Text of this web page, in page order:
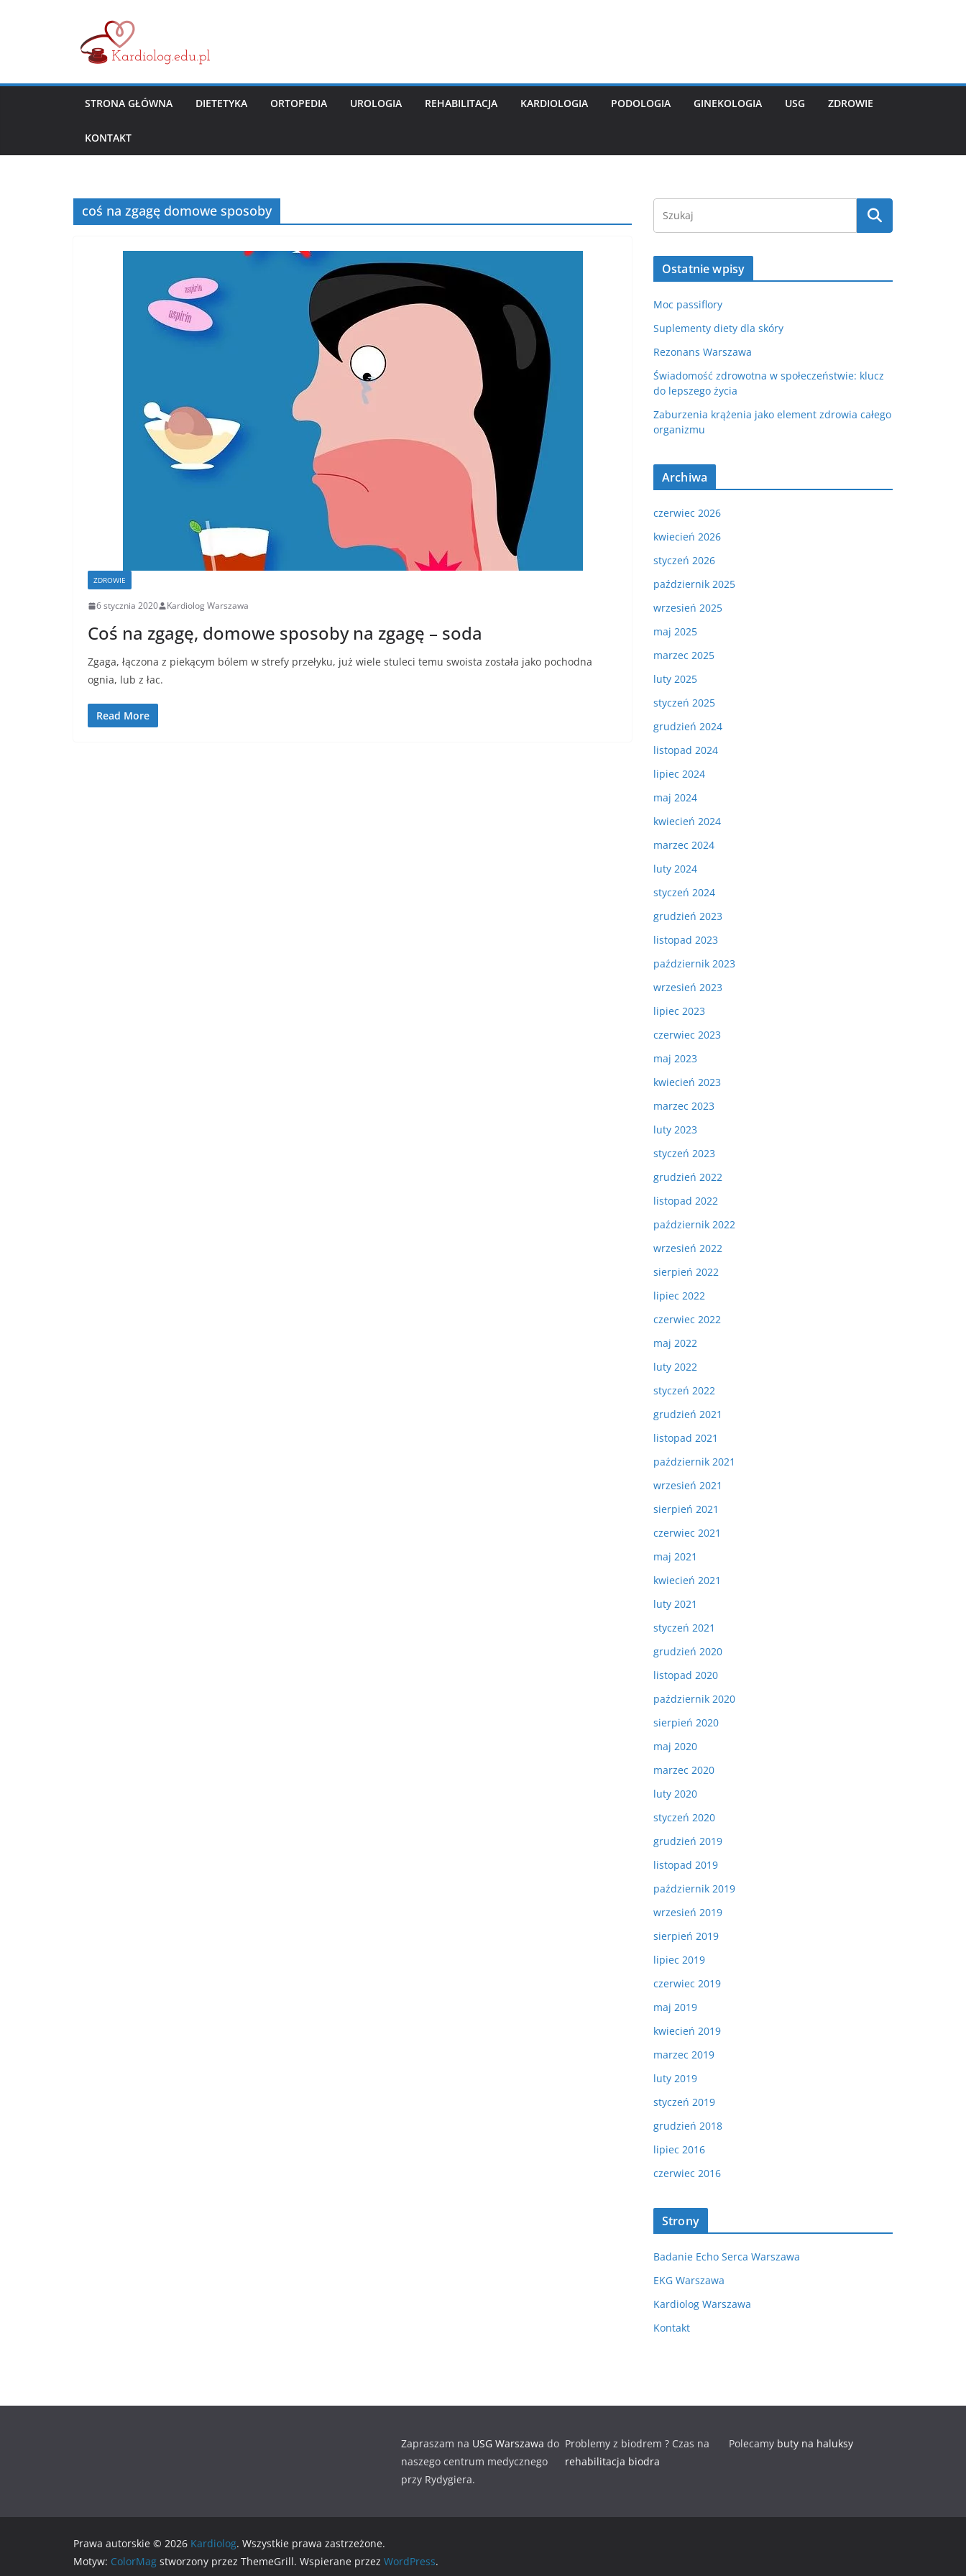
STRONA GŁÓWNA DIETETYKA ORTOPEDIA UROLOGIA REHABILITACJA KARDIOLOGIA PODOLOGIA GINEKOLOGIA USG ZDROWIE
KONTAKT
coś na zgagę domowe sposoby
ZDROWIE
6 stycznia 2020 Kardiolog Warszawa
Coś na zgagę, domowe sposoby na zgagę – soda
Zgaga, łączona z piekącym bólem w strefy przełyku, już wiele stuleci temu swoista została jako pochodna
ognia, lub z łac.
Read More
Ostatnie wpisy
Moc passiflory
Suplementy diety dla skóry
Rezonans Warszawa
Świadomość zdrowotna w społeczeństwie: klucz
do lepszego życia
Zaburzenia krążenia jako element zdrowia całego
organizmu
Archiwa
czerwiec 2026
kwiecień 2026
styczeń 2026
październik 2025
wrzesień 2025
maj 2025
marzec 2025
luty 2025
styczeń 2025
grudzień 2024
listopad 2024
lipiec 2024
maj 2024
kwiecień 2024
marzec 2024
luty 2024
styczeń 2024
grudzień 2023
listopad 2023
październik 2023
wrzesień 2023
lipiec 2023
czerwiec 2023
maj 2023
kwiecień 2023
marzec 2023
luty 2023
styczeń 2023
grudzień 2022
listopad 2022
październik 2022
wrzesień 2022
sierpień 2022
lipiec 2022
czerwiec 2022
maj 2022
luty 2022
styczeń 2022
grudzień 2021
listopad 2021
październik 2021
wrzesień 2021
sierpień 2021
czerwiec 2021
maj 2021
kwiecień 2021
luty 2021
styczeń 2021
grudzień 2020
listopad 2020
październik 2020
sierpień 2020
maj 2020
marzec 2020
luty 2020
styczeń 2020
grudzień 2019
listopad 2019
październik 2019
wrzesień 2019
sierpień 2019
lipiec 2019
czerwiec 2019
maj 2019
kwiecień 2019
marzec 2019
luty 2019
styczeń 2019
grudzień 2018
lipiec 2016
czerwiec 2016
Strony
Badanie Echo Serca Warszawa
EKG Warszawa
Kardiolog Warszawa
Kontakt
Zapraszam na USG Warszawa do
naszego centrum medycznego
przy Rydygiera.
Problemy z biodrem ? Czas na
rehabilitacja biodra
Polecamy buty na haluksy
Prawa autorskie © 2026 Kardiolog. Wszystkie prawa zastrzeżone.
Motyw: ColorMag stworzony przez ThemeGrill. Wspierane przez WordPress.